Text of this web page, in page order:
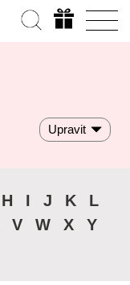
Upravit
H I J K
L
V W X
Y